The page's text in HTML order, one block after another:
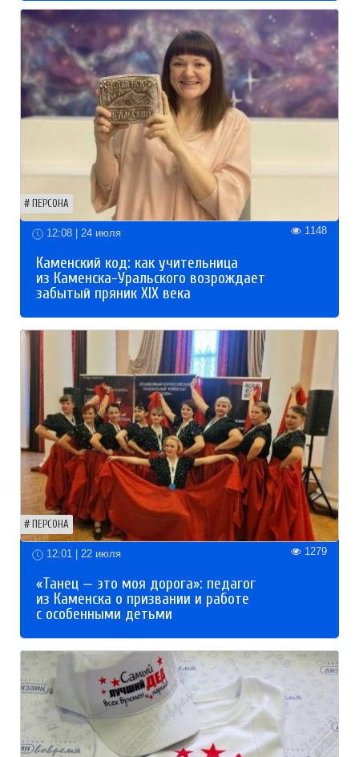
ПЕРСОНА
12:08 | 24 июля 1148
Каменский код: как учительница
из Каменска-Уральского возрождает
забытый пряник XIX века
ПЕРСОНА
12:01 | 22 июля 1279
«Танец — это моя дорога»: педагог
из Каменска о призвании и работе
с особенными детьми